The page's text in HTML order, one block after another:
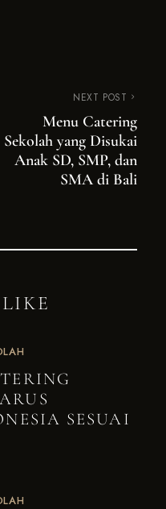
NEXT POST
Menu Catering
Sekolah yang Disukai
Anak SD, SMP, dan
SMA di Bali
SESUAI